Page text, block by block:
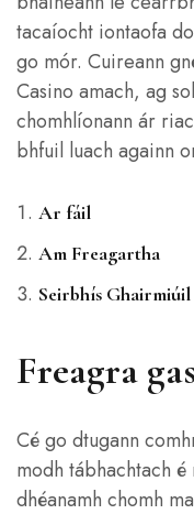
tacaíocht iontaofa
go mór. Cuireann
Casino amach, ag
chomhlíonann ár
bhfuil luach againn
Ar fáil
Am Freagartha
Seirbhís Ghairmiúil
Freagra
Cé go dtugann
modh tábhachtach
dhéanamh chomh